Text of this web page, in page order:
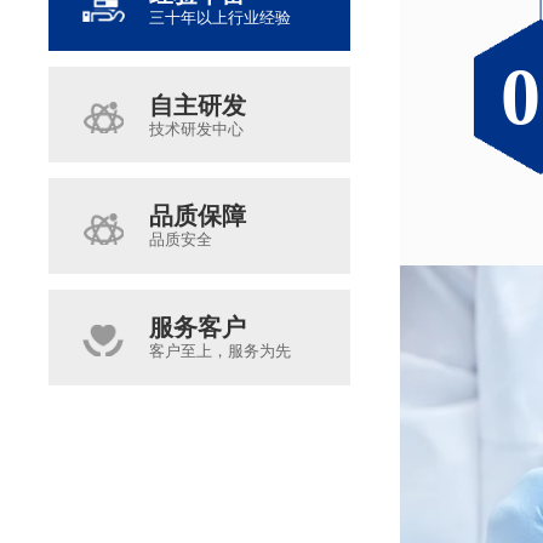
三十年以上行业经验
自主研发
技术研发中心
品质保障
品质安全
服务客户
客户至上，服务为先